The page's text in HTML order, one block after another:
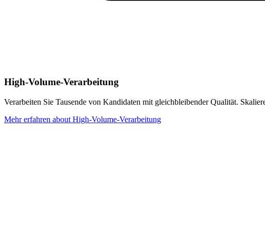
High-Volume-Verarbeitung
Verarbeiten Sie Tausende von Kandidaten mit gleichbleibender Qualität.
Mehr erfahren about High-Volume-Verarbeitung